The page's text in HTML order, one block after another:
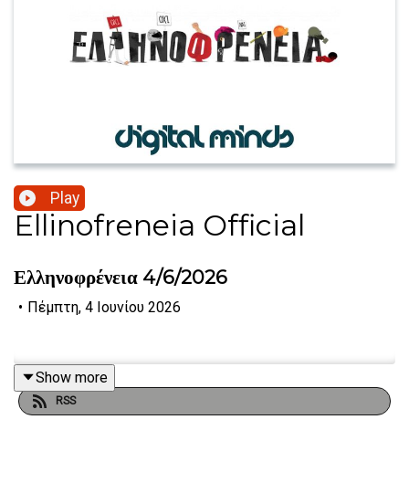
Play
Ellinofreneia Official
Ελληνοφρένεια 4/6/2026
• Πέμπτη, 4 Ιουνίου 2026
Show more
RSS